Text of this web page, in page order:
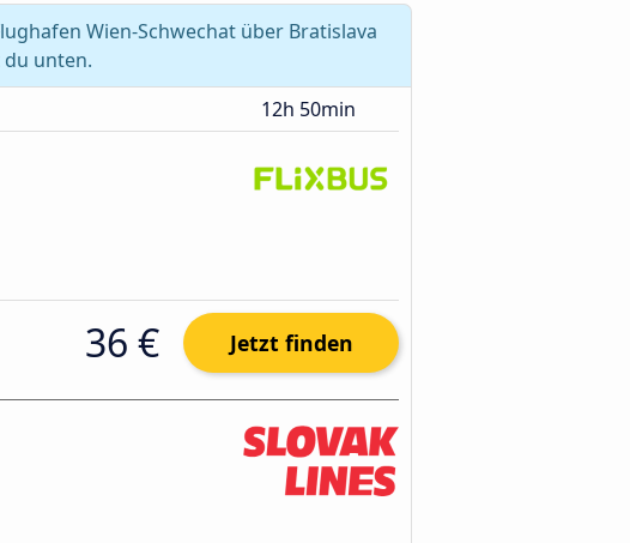
Wien-Schwechat über Bratislava
unten.
12h 50min
36 € Jetzt finden